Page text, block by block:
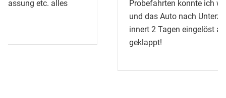
Probefahrten konnte ich wunschgemäss vornehmen
und das Auto nach Unterzeichnung des Vertrages
innert 2 Tagen eingelöst abholen, alles super
geklappt!